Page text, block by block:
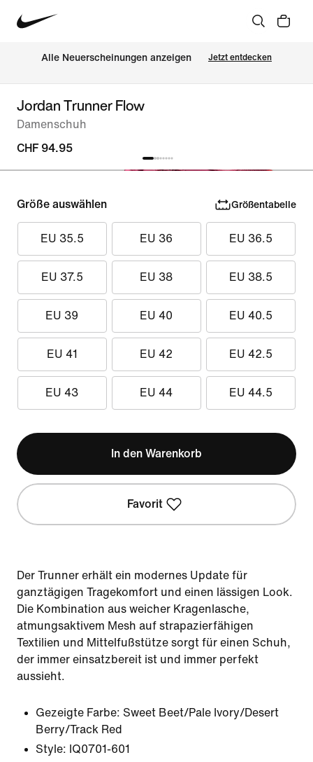
Alle Neuerscheinungen anzeigen Jetzt entdecken
Jordan Trunner Flow
Damenschuh
CHF 94.95
Größe auswählen Größentabelle
EU 35.5 EU 36 EU 36.5
EU 37.5 EU 38 EU 38.5
EU 39 EU 40 EU 40.5
EU 41 EU 42 EU 42.5
EU 43 EU 44 EU 44.5
In den Warenkorb
Favorit
Der Trunner erhält ein modernes Update für
ganztägigen Tragekomfort und einen lässigen Look.
Die Kombination aus weicher Kragenlasche,
atmungsaktivem Mesh auf strapazierfähigen
Textilien und Mittelfußstütze sorgt für einen Schuh,
der immer einsatzbereit ist und immer perfekt
aussieht.
Gezeigte Farbe: Sweet Beet/Pale Ivory/Desert
Berry/Track Red
Style: IQ0701-601